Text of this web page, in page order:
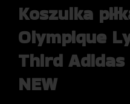
Koszulka
Olympique
Third
NEW